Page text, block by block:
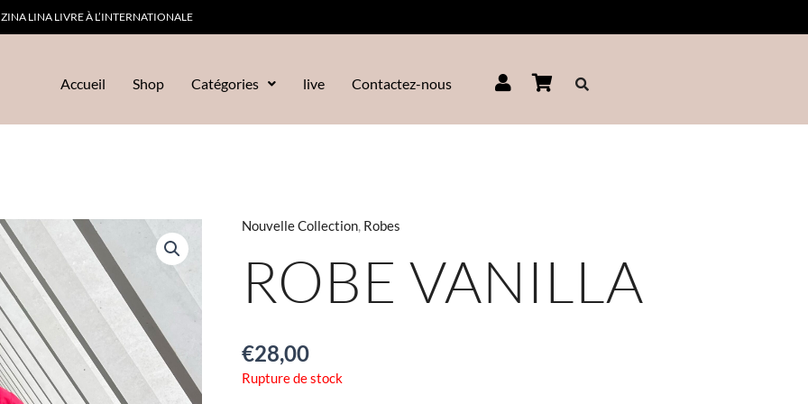
ZINA LINA LIVRE À L’INTERNATIONALE
Accueil Shop Catégories live Contactez-nous
Nouvelle Collection, Robes
ROBE VANILLA
€28,00
Rupture de stock